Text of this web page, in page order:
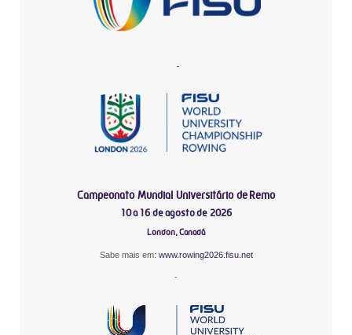
-
Campeonato Mundial Universitário de Remo
10 a 16 de agosto de 2026
London, Canadá
Sabe mais em: www.rowing2026.fisu.net
-